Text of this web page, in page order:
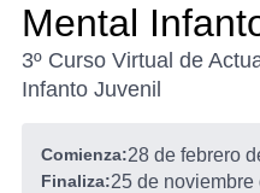
Mental
3º Curso Virtual de
Infanto Juvenil
Comienza:28 de febrero
Finaliza:25 de noviembre